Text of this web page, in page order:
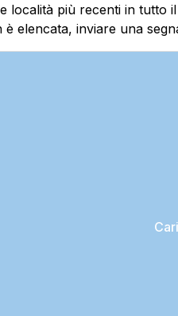
località più recenti in
elencata, inviare una